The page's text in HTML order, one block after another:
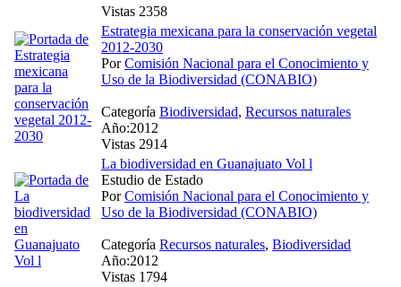
Vistas 2358
Estrategia mexicana para la conservación vegetal
2012-2030
PorComisión Nacional para el Conocimiento y
Uso de la Biodiversidad (CONABIO)
Categoría Biodiversidad, Recursos naturales
Año:2012
Vistas 2914
La biodiversidad en Guanajuato Vol l
Estudio de Estado
PorComisión Nacional para el Conocimiento y
Uso de la Biodiversidad (CONABIO)
Categoría Recursos naturales, Biodiversidad
Año:2012
Vistas 1794